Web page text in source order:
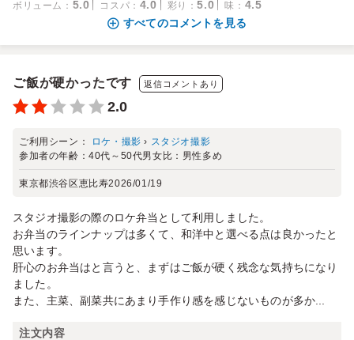
ボリューム ： 5.0 コスパ ： 4.0 彩り ：5.0 味 ： 4.5
すべてのコメントを見る
ご飯が硬かったです 返信コメントあり
2.0
ご利用シーン： ロケ・撮影 › スタジオ撮影
参加者の年齢：40代～50代男女比： 男性多め
東京都渋谷区恵比寿2026/01/19
スタジオ撮影の際のロケ弁当として利用しました。
お弁当のラインナップは多くて、和洋中と選べる点は良かったと
思います。
肝心のお弁当はと言うと、まずはご飯が硬く残念な気持ちになり
ました。
また、主菜、副菜共にあまり手作り感を感じないものが多か...
注文内容